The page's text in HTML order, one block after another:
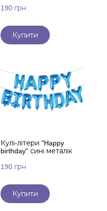
190 грн
Купити
Кулі-літери "Happy
birthday" сині металік
190 грн
Купити